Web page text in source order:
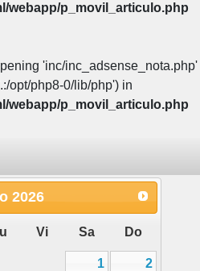
webapp/p_movil_articulo.php
'inc/inc_adsense_nota.php'
opt/php8-0/lib/php') in
webapp/p_movil_articulo.php
2026
Vi Sa Do
1
2